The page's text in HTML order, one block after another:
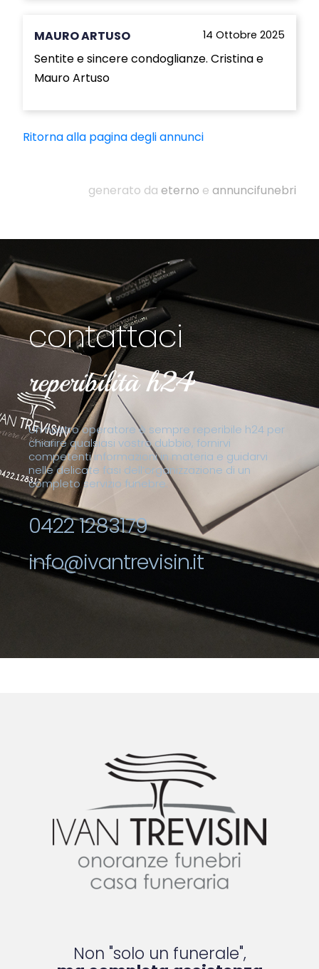
MAURO ARTUSO 14 Ottobre 2025
Sentite e sincere condoglianze. Cristina e
Mauro Artuso
Ritorna alla pagina degli annunci
generato da eterno e annuncifunebri
contattaci
reperibilità h24
Un nostro operatore è sempre reperibile h24 per
chiarire qualsiasi vostro dubbio, fornirvi
competenti informazioni in materia e guidarvi
nelle delicate fasi dell’organizzazione di un
completo servizio funebre.
0422 1283179
info@ivantrevisin.it
Non "solo un funerale",